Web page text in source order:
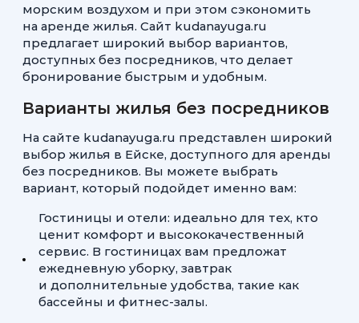
морским воздухом и при этом сэкономить
на аренде жилья. Сайт kudanayuga.ru
предлагает широкий выбор вариантов,
доступных без посредников, что делает
бронирование быстрым и удобным.
Варианты жилья без посредников
На сайте kudanayuga.ru представлен широкий
выбор жилья в Ейске, доступного для аренды
без посредников. Вы можете выбрать
вариант, который подойдет именно вам:
Гостиницы и отели: идеально для тех, кто
ценит комфорт и высококачественный
сервис. В гостиницах вам предложат
ежедневную уборку, завтрак
и дополнительные удобства, такие как
бассейны и фитнес-залы.